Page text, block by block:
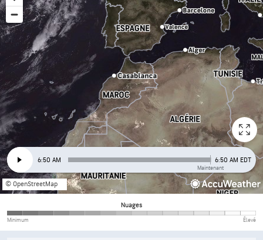
6:50 AM
Maintenant
6:50 AM EDT
© OpenStreetMap
Nuages
Minimum Élevé